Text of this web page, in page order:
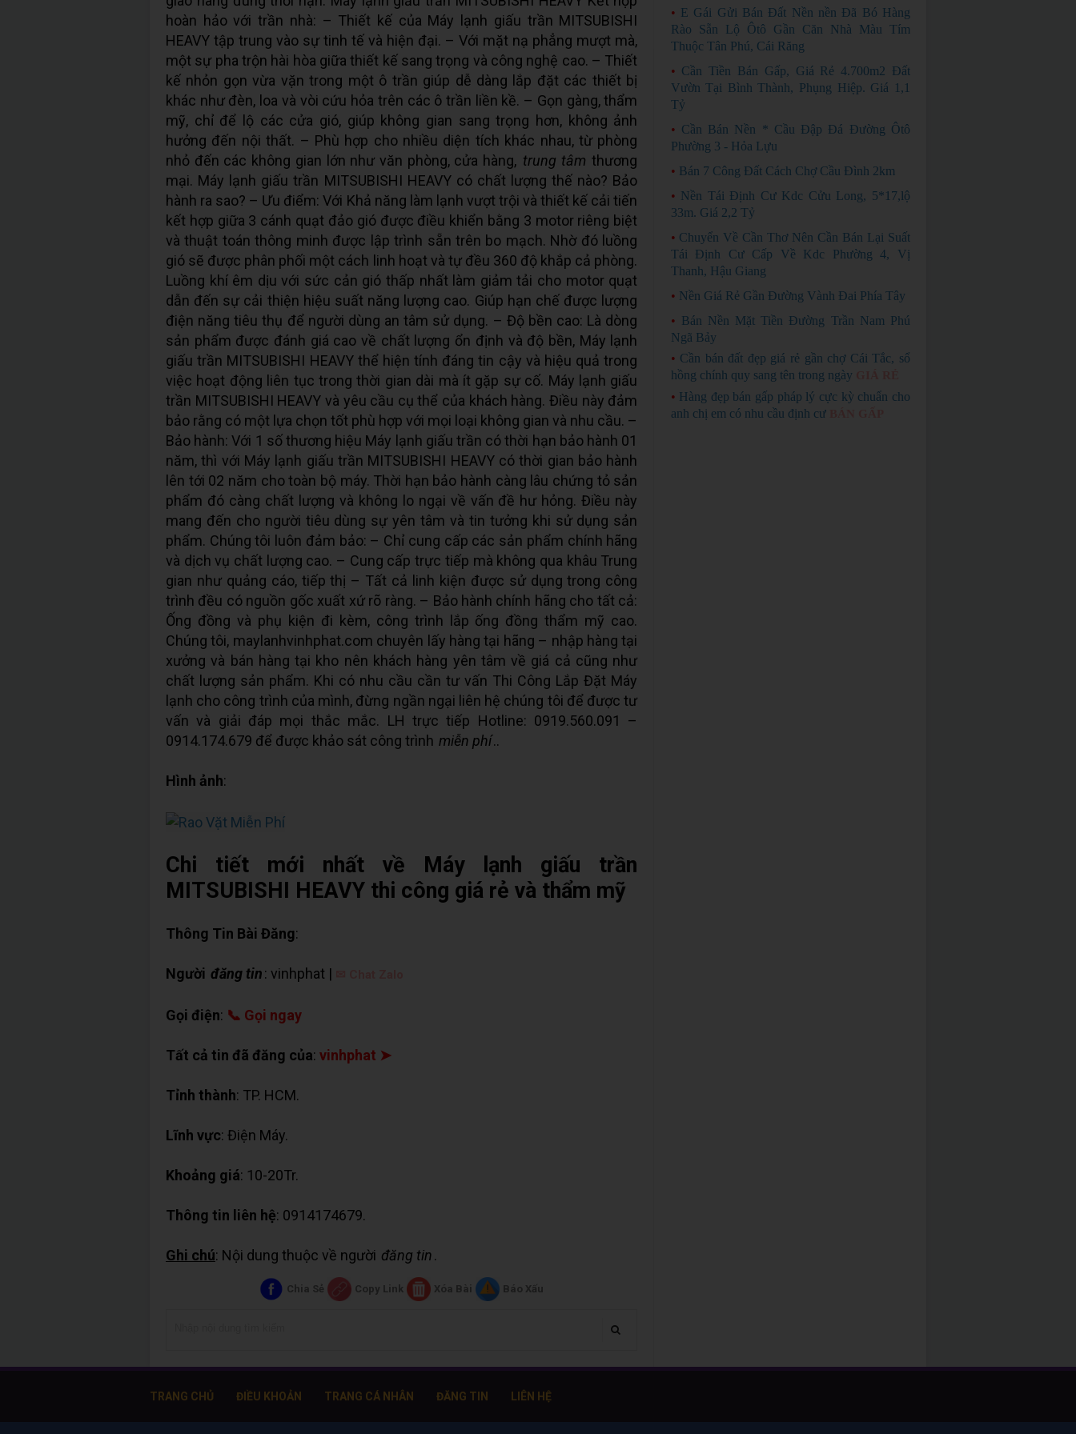
hoàn hảo với trần nhà: – Thiết kế của Máy lạnh giấu trần MITSUBISHI
HEAVY tập trung vào sự tinh tế và hiện đại. – Với mặt nạ phẳng mượt mà,
một sự pha trộn hài hòa giữa thiết kế sang trọng và công nghệ cao. – Thiết
kế nhỏn gọn vừa vặn trong một ô trần giúp dễ dàng lắp đặt các thiết bị
khác như đèn, loa và vòi cứu hỏa trên các ô trần liền kề. – Gọn gàng, thẩm
mỹ, chỉ để lộ các cửa gió, giúp không gian sang trọng hơn, không ảnh
hưởng đến nội thất. – Phù hợp cho nhiều diện tích khác nhau, từ phòng
nhỏ đến các không gian lớn như văn phòng, cửa hàng, trung tâm thương
mại. Máy lạnh giấu trần MITSUBISHI HEAVY có chất lượng thế nào? Bảo
hành ra sao? – Ưu điểm: Với Khả năng làm lạnh vượt trội và thiết kế cải tiến
kết hợp giữa 3 cánh quạt đảo gió được điều khiển bằng 3 motor riêng biệt
và thuật toán thông minh được lập trình sẵn trên bo mạch. Nhờ đó luồng
gió sẽ được phân phối một cách linh hoạt và tự đều 360 độ khắp cả phòng.
Luồng khí êm dịu với sức cản gió thấp nhất làm giảm tải cho motor quạt
dẫn đến sự cải thiện hiệu suất năng lượng cao. Giúp hạn chế được lượng
điện năng tiêu thụ để người dùng an tâm sử dụng. – Độ bền cao: Là dòng
sản phẩm được đánh giá cao về chất lượng ổn định và độ bền, Máy lạnh
giấu trần MITSUBISHI HEAVY thể hiện tính đáng tin cậy và hiệu quả trong
việc hoạt động liên tục trong thời gian dài mà ít gặp sự cố. Máy lạnh giấu
trần MITSUBISHI HEAVY và yêu cầu cụ thể của khách hàng. Điều này đảm
bảo rằng có một lựa chọn tốt phù hợp với mọi loại không gian và nhu cầu. –
Bảo hành: Với 1 số thương hiệu Máy lạnh giấu trần có thời hạn bảo hành 01
năm, thì với Máy lạnh giấu trần MITSUBISHI HEAVY có thời gian bảo hành
lên tới 02 năm cho toàn bộ máy. Thời hạn bảo hành càng lâu chứng tỏ sản
phẩm đó càng chất lượng và không lo ngại về vấn đề hư hỏng. Điều này
mang đến cho người tiêu dùng sự yên tâm và tin tưởng khi sử dụng sản
phẩm. Chúng tôi luôn đảm bảo: – Chỉ cung cấp các sản phẩm chính hãng
và dịch vụ chất lượng cao. – Cung cấp trực tiếp mà không qua khâu Trung
gian như quảng cáo, tiếp thị – Tất cả linh kiện được sử dụng trong công
trình đều có nguồn gốc xuất xứ rõ ràng. – Bảo hành chính hãng cho tất cả:
Ống đồng và phụ kiện đi kèm, công trình lắp ống đồng thẩm mỹ cao.
Chúng tôi, maylanhvinhphat.com chuyên lấy hàng tại hãng – nhập hàng tại
xưởng và bán hàng tại kho nên khách hàng yên tâm về giá cả cũng như
chất lượng sản phẩm. Khi có nhu cầu cần tư vấn Thi Công Lắp Đặt Máy
lạnh cho công trình của mình, đừng ngần ngại liên hệ chúng tôi để được tư
vấn và giải đáp mọi thắc mắc. LH trực tiếp Hotline: 0919.560.091 –
0914.174.679 để được khảo sát công trình miễn phí..
Hình ảnh:
Chi tiết mới nhất về Máy lạnh giấu trần
MITSUBISHI HEAVY thi công giá rẻ và thẩm mỹ
Thông Tin Bài Đăng:
Người đăng tin: vinhphat |
Gọi điện: 📞 Gọi ngay
Tất cả tin đã đăng của: vinhphat ➤
Tỉnh thành: TP. HCM.
Lĩnh vực: Điện Máy.
Khoảng giá: 10-20Tr.
Thông tin liên hệ: 0914174679.
Ghi chú: Nội dung thuộc về người đăng tin.
Chia Sẻ Copy Link Xóa Bài Báo Xấu
• E Gái Gửi Bán Đất Nền nền Đã Bó Hàng
Rào Sẵn Lộ Ôtô Gần Căn Nhà Màu Tím
Thuộc Tân Phú, Cái Răng
• Cần Tiền Bán Gấp, Giá Rẻ 4.700m2 Đất
Vườn Tại Bình Thành, Phụng Hiệp. Giá 1,1
Tỷ
• Cần Bán Nền * Cầu Đập Đá Đường Ôtô
Phường 3 - Hỏa Lựu
• Bán 7 Công Đất Cách Chợ Cầu Đình 2km
• Nền Tái Định Cư Kdc Cửu Long, 5*17,lộ
33m. Giá 2,2 Tỷ
• Chuyển Về Cần Thơ Nên Cần Bán Lại Suất
Tái Định Cư Cấp Về Kdc Phường 4, Vị
Thanh, Hậu Giang
• Nền Giá Rẻ Gần Đường Vành Đai Phía Tây
• Bán Nền Mặt Tiền Đường Trần Nam Phú
Ngã Bảy
• Cần bán đất đẹp giá rẻ gần chợ Cái Tắc, sổ
hồng chính quy sang tên trong ngày
• Hàng đẹp bán gấp pháp lý cực kỳ chuẩn cho
anh chị em có nhu cầu định cư
TRANG CHỦ ĐIỀU KHOẢN TRANG CÁ NHÂN ĐĂNG TIN LIÊN HỆ